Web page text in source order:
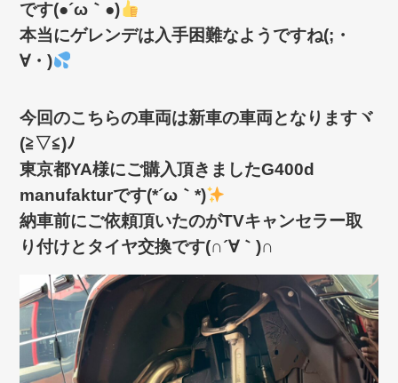
です(●´ω｀●)
本当にゲレンデは入手困難なようですね(;・
∀・)
今回のこちらの車両は新車の車両となりますヾ
(≧▽≦)ﾉ
東京都YA様にご購入頂きましたG400d
manufakturです(*´ω｀*)
納車前にご依頼頂いたのがTVキャンセラー取
り付けとタイヤ交換です(∩´∀｀)∩